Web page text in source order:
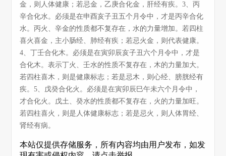
金，则人体健康；若忌金，乙庚合化金，肝经有疾。3、丙
辛合化水。必须是在申酉亥子丑五个月令中，才是丙辛合化
水。丙火、辛金的性质都不复存在，水的力量增加。若四柱
喜火喜金，主小肠经、肺经有疾；若忌火金，则代表健康。
4、丁壬合化木。必须是在寅卯辰亥子丑六个月令中，才是
合化木。表示丁火、壬水的性质不复存在，木的力量加大。
若四柱喜木，则是健康标志；若是忌木，则心经、膀胱经有
疾。5、戊癸合化火。必须是在寅卯辰巳午未六个月令中，
才合化火。戊土、癸水的性质都不复存在，火的力量加旺。
若四柱喜火，则是人体健康标志；若是忌火，则人体胃经、
肾经有病。
本站仅提供存储服务，所有内容均由用户发布，如发